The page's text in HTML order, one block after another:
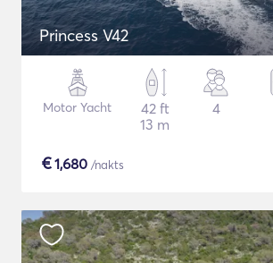
Princess V42
Motor Yacht
42 ft
13 m
4
€1,680 /nakts